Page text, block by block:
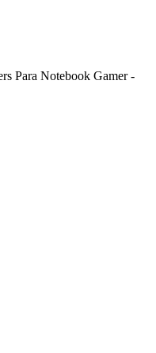
Para Notebook Gamer -